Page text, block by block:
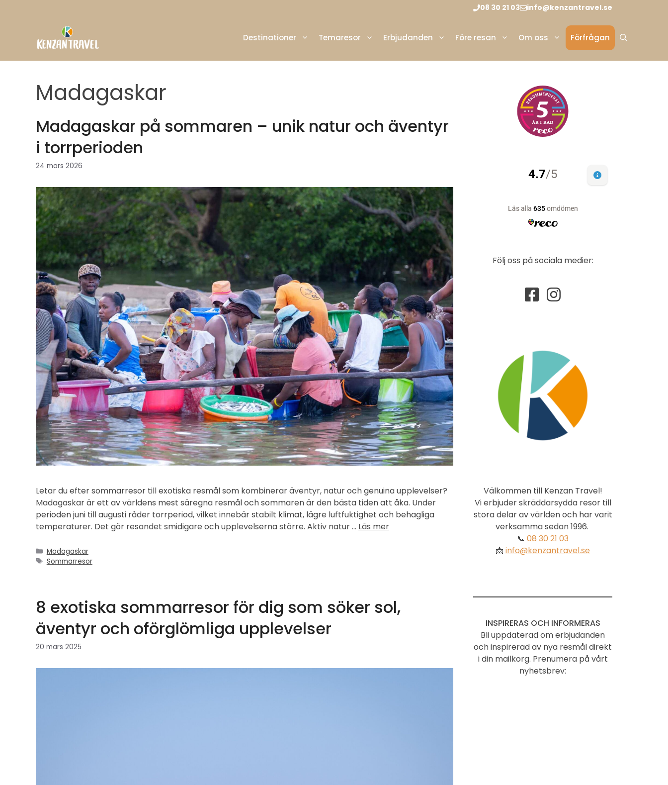
08 30 21 03 info@kenzantravel.se
Destinationer Temaresor Erbjudanden Före resan Om oss Förfrågan
Madagaskar
Madagaskar på sommaren – unik natur och äventyr
i torrperioden
24 mars 2026
Letar du efter sommarresor till exotiska resmål som kombinerar äventyr, natur och genuina upplevelser?
Madagaskar är ett av världens mest säregna resmål och sommaren är den bästa tiden att åka. Under
perioden juni till augusti råder torrperiod, vilket innebär stabilt klimat, lägre luftfuktighet och behagliga
temperaturer. Det gör resandet smidigare och upplevelserna större. Aktiv natur … Läs mer
Kategorier
Madagaskar
Etiketter
Sommarresor
8 exotiska sommarresor för dig som söker sol,
äventyr och oförglömliga upplevelser
20 mars 2025
Följ oss på sociala medier:
Välkommen till Kenzan Travel!
Vi erbjuder skräddarsydda resor till
stora delar av världen och har varit
verksamma sedan 1996.
📞 08 30 21 03
📩 info@kenzantravel.se
INSPIRERAS OCH INFORMERAS
Bli uppdaterad om erbjudanden
och inspirerad av nya resmål direkt
i din mailkorg. Prenumera på vårt
nyhetsbrev: